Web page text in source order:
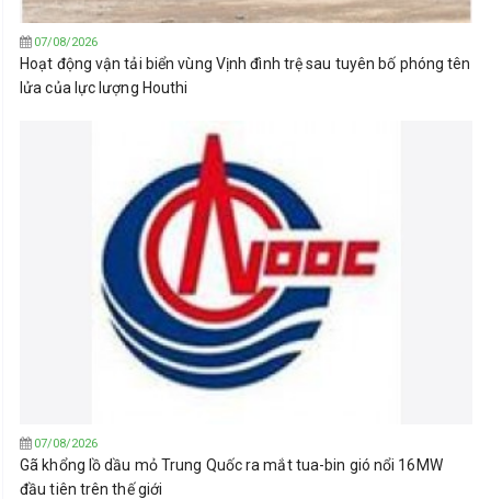
07/08/2026
Hoạt động vận tải biển vùng Vịnh đình trệ sau tuyên bố phóng tên
lửa của lực lượng Houthi
07/08/2026
Gã khổng lồ dầu mỏ Trung Quốc ra mắt tua-bin gió nổi 16MW
đầu tiên trên thế giới